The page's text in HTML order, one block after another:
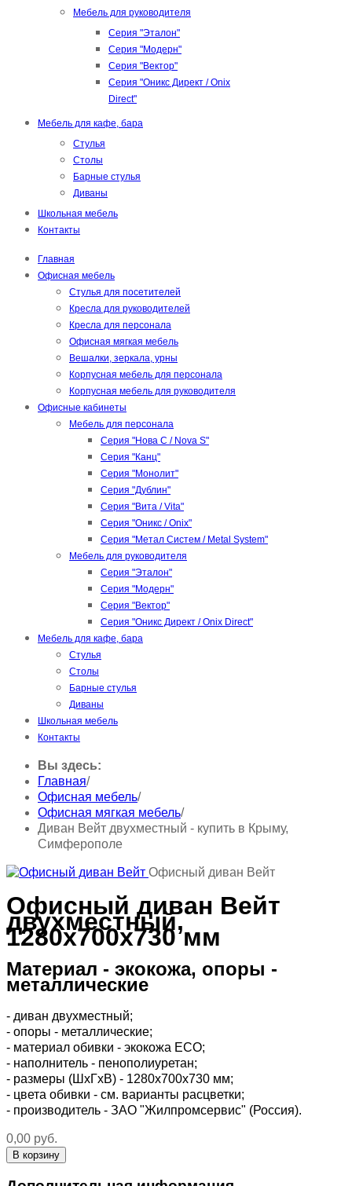
Мебель для руководителя
Серия "Эталон"
Серия "Модерн"
Серия "Вектор"
Серия "Оникс Директ / Onix
Direct"
Мебель для кафе, бара
Стулья
Столы
Барные стулья
Диваны
Школьная мебель
Контакты
Главная
Офисная мебель
Стулья для посетителей
Кресла для руководителей
Кресла для персонала
Офисная мягкая мебель
Вешалки, зеркала, урны
Корпусная мебель для персонала
Корпусная мебель для руководителя
Офисные кабинеты
Мебель для персонала
Серия "Нова С / Nova S"
Серия "Канц"
Серия "Монолит"
Серия "Дублин"
Серия "Вита / Vita"
Серия "Оникс / Onix"
Серия "Метал Систем / Metal System"
Мебель для руководителя
Серия "Эталон"
Серия "Модерн"
Серия "Вектор"
Серия "Оникс Директ / Onix Direct"
Мебель для кафе, бара
Стулья
Столы
Барные стулья
Диваны
Школьная мебель
Контакты
Вы здесь:
Главная/
Офисная мебель/
Офисная мягкая мебель/
Диван Вейт двухместный - купить в Крыму,
Симферополе
Офисный диван Вейт
Офисный диван Вейт
двухместный,
1280х700х730 мм
Материал - экокожа, опоры -
металлические
- диван двухместный;
- опоры - металлические;
- материал обивки - экокожа ECO;
- наполнитель - пенополиуретан;
- размеры (ШхГхВ) - 1280х700х730 мм;
- цвета обивки - см. варианты расцветки;
- производитель - ЗАО "Жилпромсервис" (Россия).
0,00 руб.